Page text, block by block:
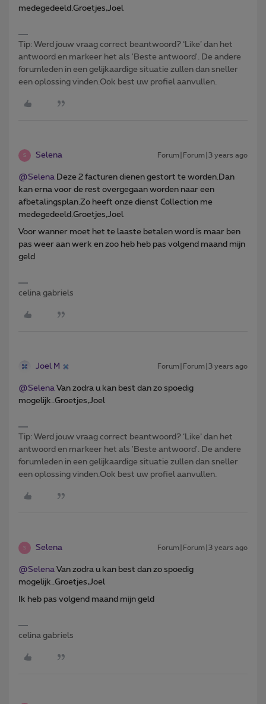
medegedeeld.Groetjes,Joel
Tip: Werd jouw vraag correct beantwoord? ‘Like’ dan het
antwoord en markeer het als 'Beste antwoord'. De andere
forumleden in een gelijkaardige situatie zullen dan sneller
een oplossing vinden.Ook best uw profiel aanvullen.
S Selena Forum|Forum|3 years ago
@Selena Deze 2 facturen dienen gestort te worden.Dan
kan erna voor de rest overgegaan worden naar een
afbetalingsplan.Zo heeft onze dienst Collection me
medegedeeld.Groetjes,Joel
Voor wanner moet het te laaste betalen word is maar ben
pas weer aan werk en zoo heb heb pas volgend maand mijn
geld
celina gabriels
Joel M Forum|Forum|3 years ago
@Selena Van zodra u kan best dan zo spoedig
mogelijk..Groetjes,Joel
Tip: Werd jouw vraag correct beantwoord? ‘Like’ dan het
antwoord en markeer het als 'Beste antwoord'. De andere
forumleden in een gelijkaardige situatie zullen dan sneller
een oplossing vinden.Ook best uw profiel aanvullen.
S Selena Forum|Forum|3 years ago
@Selena Van zodra u kan best dan zo spoedig
mogelijk..Groetjes,Joel
Ik heb pas volgend maand mijn geld
celina gabriels